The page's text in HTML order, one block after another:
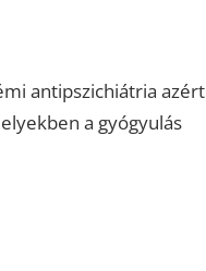
antipszichiátria azért
a gyógyulás